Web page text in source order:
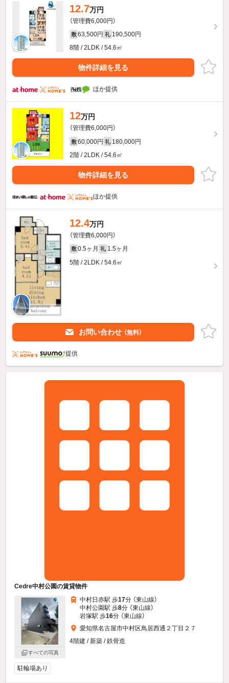
12.7万円
（管理費6,000円）
敷 63,500円 礼 190,500円
8階 / 2LDK / 54.6㎡
物件詳細を見る
ほか提供
12万円
（管理費6,000円）
敷 60,000円 礼 180,000円
2階 / 2LDK / 54.6㎡
物件詳細を見る
ほか提供
12.4万円
（管理費6,000円）
敷 0.5ヶ月 礼 1.5ヶ月
5階 / 2LDK / 54.6㎡
お問い合わせ （無料）
提供
Cedre中村公園の賃貸物件
すべての写真
中村日赤駅 歩17分 （東山線）
中村公園駅 歩8分 （東山線）
岩塚駅 歩16分 （東山線）
愛知県名古屋市中村区鳥居西通２丁目２７
4階建 / 新築 / 鉄骨造
駐輪場あり